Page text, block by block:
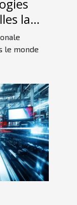
la
le monde